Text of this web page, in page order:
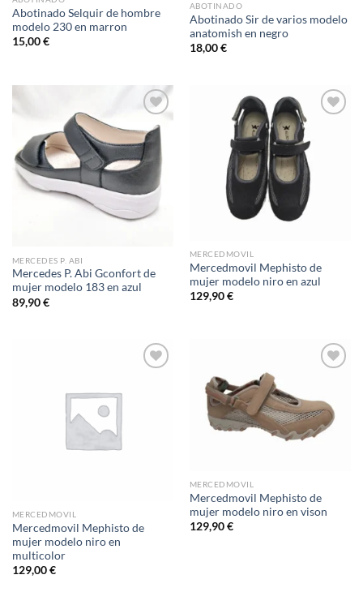
Abotinado Selquir de hombre
modelo 230 en marron
15,00€
ABOTINADO
Abotinado Sir de varios modelo
anatomish en negro
18,00€
Add to
wishlist
MERCEDES P. ABI
Mercedes P. Abi Gconfort de
mujer modelo 183 en azul
89,90€
MERCEDMOVIL
Mercedmovil Mephisto de
mujer modelo niro en azul
129,90€
MERCEDMOVIL
Mercedmovil Mephisto de
mujer modelo niro en
multicolor
129,00€
MERCEDMOVIL
Mercedmovil Mephisto de
mujer modelo niro en vison
129,90€